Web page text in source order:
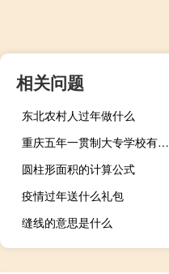
相关问题
东北农村人过年做什么
重庆五年一贯制大专学校有哪些
圆柱形面积的计算公式
疫情过年送什么礼包
缝线的意思是什么